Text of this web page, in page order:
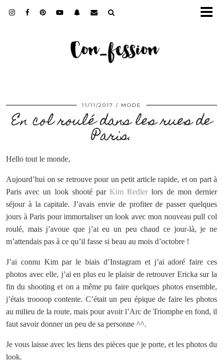
11/11/2017 MODE
En col roulé dans les rues de
Paris.
Hello tout le monde,
Aujourd’hui on se retrouve pour un petit article rapide, et on part à
Paris avec un look shooté parKim Redler lors de mon dernier
séjour à la capitale. J’avais envie de profiter de passer quelques
jours à Paris pour immortaliser un look avec mon nouveau pull col
roulé, mais j’avoue que j’ai eu un peu chaud ce jour-là, je ne
m’attendais pas à ce qu’il fasse si beau au mois d’octobre !
J’ai connu Kim par le biais d’Instagram et j’ai adoré faire ces
photos avec elle, j’ai en plus eu le plaisir de retrouver Ericka sur la
fin du shooting et on a même pu faire quelques photos ensemble,
j’étais troooop contente. C’était un peu épique de faire les photos
au milieu de la route, mais pour avoir l’Arc de Triomphe en fond, il
faut savoir donner un peu de sa personne ^^.
Je vous laisse avec les liens des pièces que je porte, et les photos du
look.